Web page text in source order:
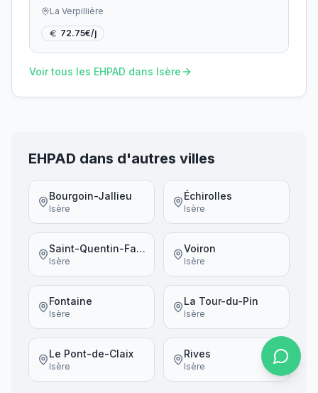
La Verpillière
72.75€/j
Voir tous les EHPAD dans Isère
EHPAD dans d'autres villes
Bourgoin-Jallieu
Isère
Échirolles
Isère
Saint-Quentin-Fallavier
Isère
Voiron
Isère
Fontaine
Isère
La Tour-du-Pin
Isère
Le Pont-de-Claix
Isère
Rives
Isère